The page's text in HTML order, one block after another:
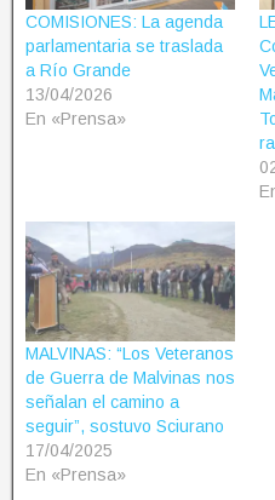
COMISIONES: La agenda
parlamentaria se traslada
a Río Grande
13/04/2026
En «Prensa»
MALVINAS: “Los Veteranos
de Guerra de Malvinas nos
señalan el camino a
seguir”, sostuvo Sciurano
17/04/2025
En «Prensa»